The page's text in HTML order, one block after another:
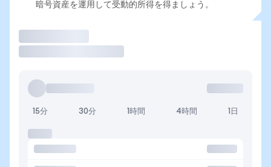
暗号資産を運用して受動的所得を得ましょう。
15分 30分 1時間 4時間 1日